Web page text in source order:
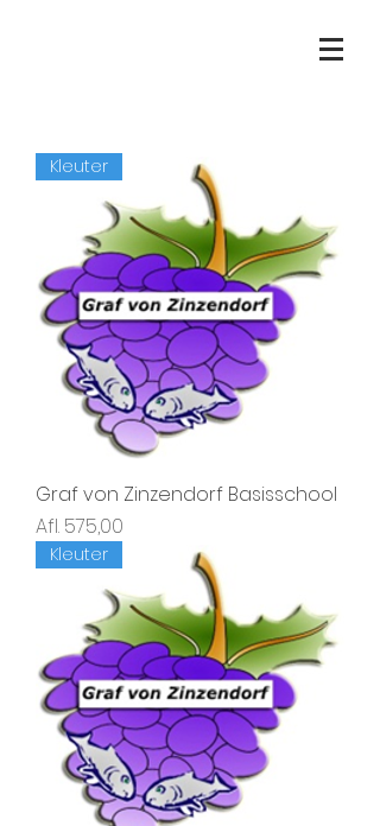
Kleuter
Graf von Zinzendorf Basisschool
Prijs
Afl. 575,00
Kleuter